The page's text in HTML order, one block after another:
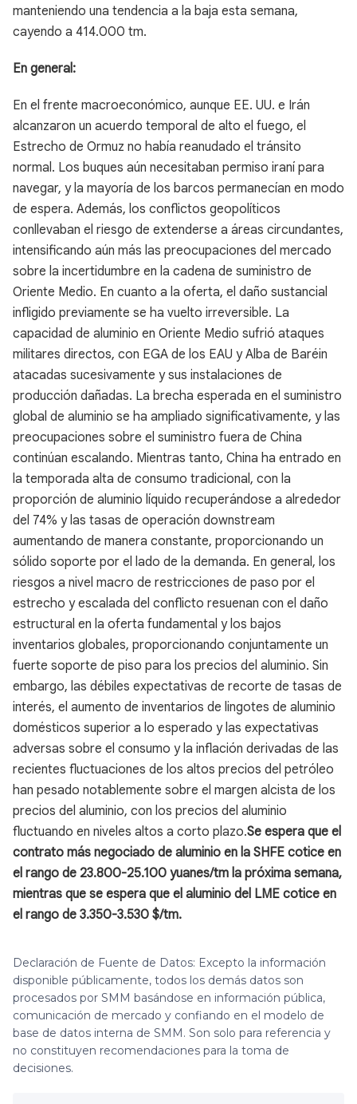
manteniendo una tendencia a la baja esta semana,
cayendo a 414.000 tm.
En general:
En el frente macroeconómico, aunque EE. UU. e Irán
alcanzaron un acuerdo temporal de alto el fuego, el
Estrecho de Ormuz no había reanudado el tránsito
normal. Los buques aún necesitaban permiso iraní para
navegar, y la mayoría de los barcos permanecían en modo
de espera. Además, los conflictos geopolíticos
conllevaban el riesgo de extenderse a áreas circundantes,
intensificando aún más las preocupaciones del mercado
sobre la incertidumbre en la cadena de suministro de
Oriente Medio. En cuanto a la oferta, el daño sustancial
infligido previamente se ha vuelto irreversible. La
capacidad de aluminio en Oriente Medio sufrió ataques
militares directos, con EGA de los EAU y Alba de Baréin
atacadas sucesivamente y sus instalaciones de
producción dañadas. La brecha esperada en el suministro
global de aluminio se ha ampliado significativamente, y las
preocupaciones sobre el suministro fuera de China
continúan escalando. Mientras tanto, China ha entrado en
la temporada alta de consumo tradicional, con la
proporción de aluminio líquido recuperándose a alrededor
del 74% y las tasas de operación downstream
aumentando de manera constante, proporcionando un
sólido soporte por el lado de la demanda. En general, los
riesgos a nivel macro de restricciones de paso por el
estrecho y escalada del conflicto resuenan con el daño
estructural en la oferta fundamental y los bajos
inventarios globales, proporcionando conjuntamente un
fuerte soporte de piso para los precios del aluminio. Sin
embargo, las débiles expectativas de recorte de tasas de
interés, el aumento de inventarios de lingotes de aluminio
domésticos superior a lo esperado y las expectativas
adversas sobre el consumo y la inflación derivadas de las
recientes fluctuaciones de los altos precios del petróleo
han pesado notablemente sobre el margen alcista de los
precios del aluminio, con los precios del aluminio
fluctuando en niveles altos a corto plazo.Se espera que el
contrato más negociado de aluminio en la SHFE cotice en
el rango de 23.800-25.100 yuanes/tm la próxima semana,
mientras que se espera que el aluminio del LME cotice en
el rango de 3.350-3.530 $/tm.
Declaración de Fuente de Datos: Excepto la información
disponible públicamente, todos los demás datos son
procesados por SMM basándose en información pública,
comunicación de mercado y confiando en el modelo de
base de datos interna de SMM. Son solo para referencia y
no constituyen recomendaciones para la toma de
decisiones.